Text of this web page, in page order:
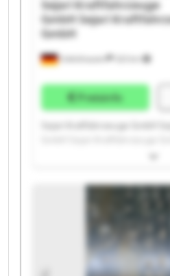
Odelzhausen
Sejari Kraftfahrzeuge
GmbH Sejari
GmbH
Preisinfo
Sejari Kraftfahrzeuge GmbH
Kraftfahrzeuge GmbH Sejari
GmbH Sejari Kraftfahrzeuge
Kraftfahrzeuge GmbH Sejari
Sejari Kraftfahrzeuge GmbH
GmbH Sejari Kraftfahrzeuge
Kraftfahrzeuge GmbH Sejari
Sejari Kraftfahrzeuge GmbH
GmbH Sejari Kraftfahrzeuge